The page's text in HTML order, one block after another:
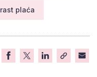
rast plaća